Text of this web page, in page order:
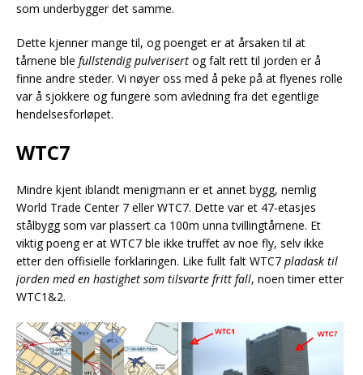
som underbygger det samme.
Dette kjenner mange til, og poenget er at årsaken til at
tårnene ble fullstendig pulverisert og falt rett til jorden er å
finne andre steder. Vi nøyer oss med å peke på at flyenes rolle
var å sjokkere og fungere som avledning fra det egentlige
hendelsesforløpet.
WTC7
Mindre kjent iblandt menigmann er et annet bygg, nemlig
World Trade Center 7 eller WTC7. Dette var et 47-etasjes
stålbygg som var plassert ca 100m unna tvillingtårnene. Et
viktig poeng er at WTC7 ble ikke truffet av noe fly, selv ikke
etter den offisielle forklaringen. Like fullt falt WTC7 pladask til
jorden med en hastighet som tilsvarte fritt fall, noen timer etter
WTC1&2.